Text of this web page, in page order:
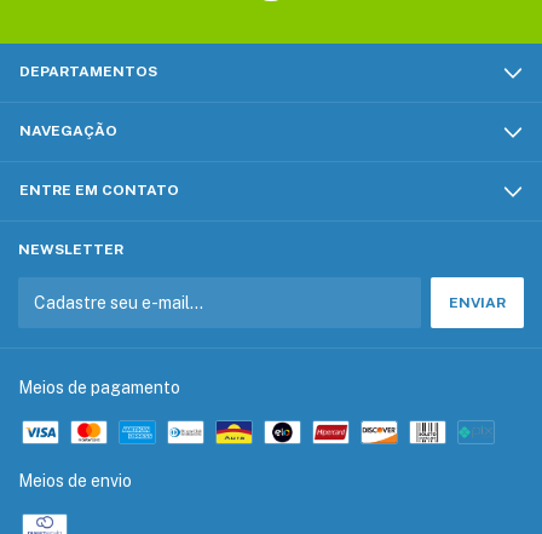
DEPARTAMENTOS
NAVEGAÇÃO
ENTRE EM CONTATO
NEWSLETTER
Meios de pagamento
Meios de envio